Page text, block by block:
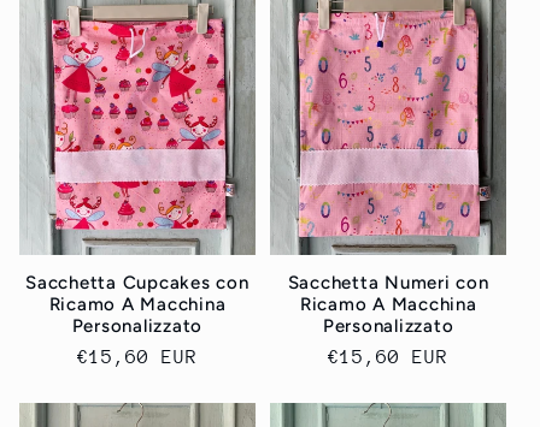
Sacchetta Cupcakes con
Ricamo A Macchina
Personalizzato
Prezzo
listino
€15,60 EUR
Sacchetta Numeri con
Ricamo A Macchina
Personalizzato
Prezzo
listino
€15,60 EUR